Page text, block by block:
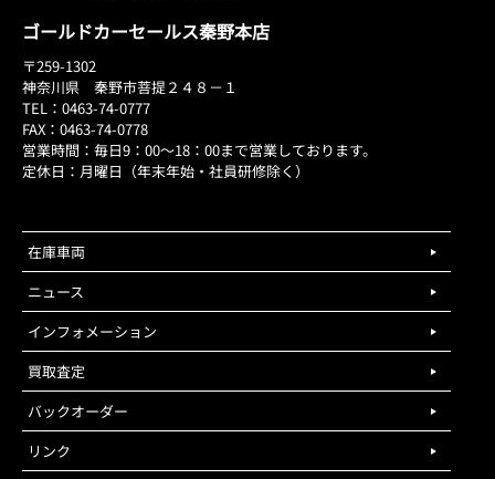
ゴールドカーセールス秦野本店
〒259-1302
神奈川県 秦野市菩提２４８－１
TEL：0463-74-0777
FAX：0463-74-0778
営業時間：毎日9：00～18：00まで営業しております。
定休日：月曜日（年末年始・社員研修除く）
在庫車両
ニュース
インフォメーション
買取査定
バックオーダー
リンク